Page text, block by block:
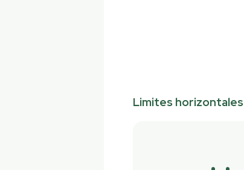
Limites horizontales